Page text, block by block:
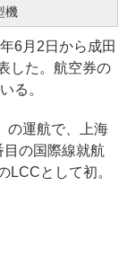
機
6月2日から成田
した。航空券の
る。
の運航で、上海
の国際線就航
LCCとして初。